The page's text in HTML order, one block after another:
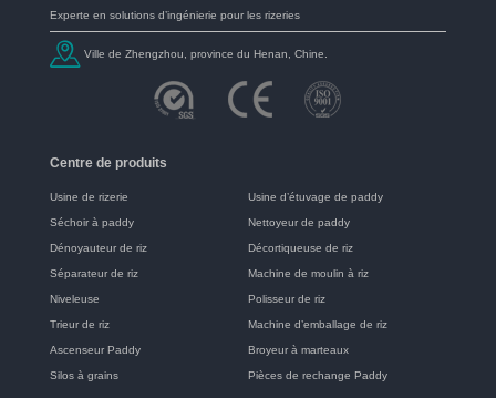
Experte en solutions d’ingénierie pour les rizeries
Ville de Zhengzhou, province du Henan, Chine.
Centre de produits
Usine de rizerie Usine d’étuvage de paddy
Séchoir à paddy Nettoyeur de paddy
Dénoyauteur de riz Décortiqueuse de riz
Séparateur de riz Machine de moulin à riz
Niveleuse Polisseur de riz
Trieur de riz Machine d’emballage de riz
Ascenseur Paddy Broyeur à marteaux
Silos à grains Pièces de rechange Paddy